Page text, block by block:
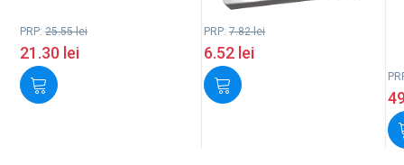
PRP: 25.55lei
21.30 lei
PRP: 7.82lei
6.52 lei